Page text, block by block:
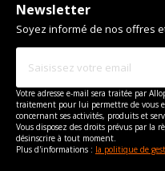
Newsletter
Soyez informé de nos offres
Votre adresse e-mail sera traitée par
traitement pour lui permettre de vous
concernant ses activités, produits et
Vous disposez des droits prévus par la
désinscrire à tout moment.
Plus d'informations : la politique de